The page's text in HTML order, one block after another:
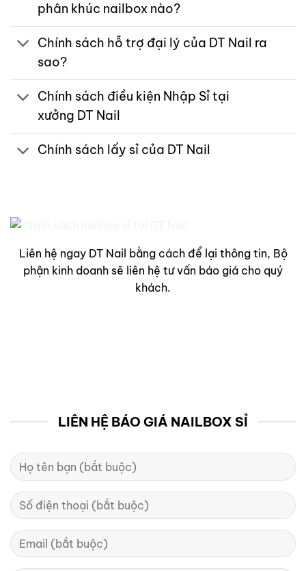
phân khúc nailbox nào?
Chính sách hỗ trợ đại lý của DT Nail ra
sao?
Chính sách điều kiện Nhập Sỉ tại
xưởng DT Nail
Chính sách lấy sỉ của DT Nail
Liên hệ ngay DT Nail bằng cách để lại thông tin, Bộ
phận kinh doanh sẽ liên hệ tư vấn báo giá cho quý
khách.
LIÊN HỆ BÁO GIÁ NAILBOX SỈ